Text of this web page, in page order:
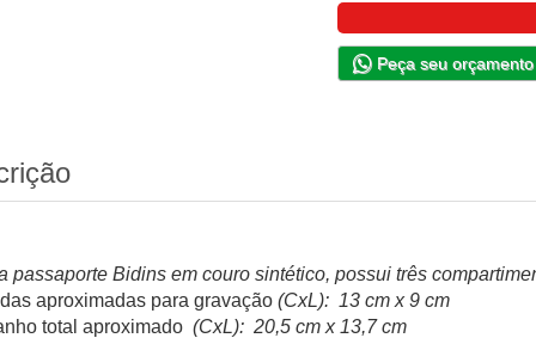
Peça seu
passaporte Bidins em couro sintético, possui três
aproximadas para gravação (CxL): 13 cm x 9 cm
total aproximado (CxL): 20,5 cm x 13,7 cm